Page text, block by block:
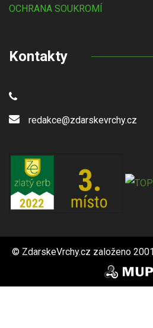
OCHRANA SOUKROMÍ
Kontakty
redakce@zdarskevrchy.cz
© ZdarskeVrchy.cz založeno